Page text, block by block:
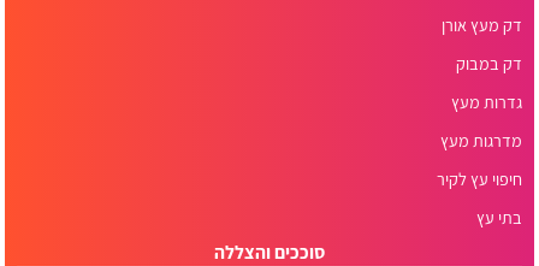
דק מעץ אורן
דק במבוק
גדרות מעץ
מדרגות מעץ
חיפוי עץ לקיר
בתי עץ
סוככים והצללה